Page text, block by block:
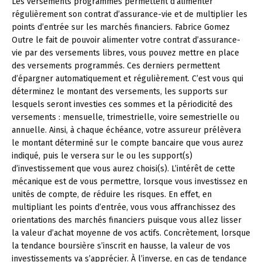
régulièrement son contrat d’assurance-vie et de multiplier les
points d’entrée sur les marchés financiers. Fabrice Gomez
Outre le fait de pouvoir alimenter votre contrat d’assurance-
vie par des versements libres, vous pouvez mettre en place
des versements programmés. Ces derniers permettent
d’épargner automatiquement et régulièrement. C’est vous qui
déterminez le montant des versements, les supports sur
lesquels seront investies ces sommes et la périodicité des
versements : mensuelle, trimestrielle, voire semestrielle ou
annuelle. Ainsi, à chaque échéance, votre assureur prélèvera
le montant déterminé sur le compte bancaire que vous aurez
indiqué, puis le versera sur le ou les support(s)
d’investissement que vous aurez choisi(s). L’intérêt de cette
mécanique est de vous permettre, lorsque vous investissez en
unités de compte, de réduire les risques. En effet, en
multipliant les points d’entrée, vous vous affranchissez des
orientations des marchés financiers puisque vous allez lisser
la valeur d’achat moyenne de vos actifs. Concrètement, lorsque
la tendance boursière s’inscrit en hausse, la valeur de vos
investissements va s’apprécier. À l’inverse, en cas de tendance